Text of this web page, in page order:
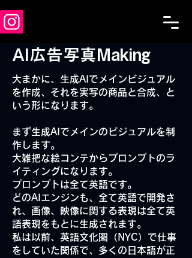
AI広告写真Making
大まかに、生成AIでメインビジュアル
を作成、それを実写の商品と合成、と
いう形になります。
まず生成AIでメインのビジュアルを制
作します。
大雑把な絵コンテからプロンプトのラ
イティングになります。
プロンプトは全て英語です。
どのAIエンジンも、全て英語で開発さ
れ、画像、映像に関する表現は全て英
語表現をもとに生成されます。
私は以前、英語文化圏（NYC）で仕事
をしていた関係で、多くの日本語が正